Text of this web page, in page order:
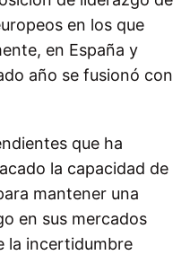
en los que
en España y
año se fusionó con
que ha
la capacidad de
mantener una
en sus mercados
la incertidumbre